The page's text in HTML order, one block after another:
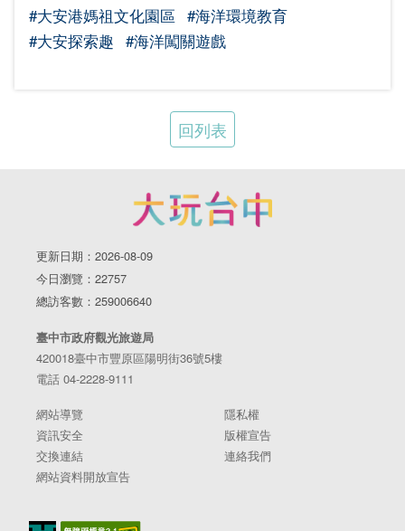
#大安港媽祖文化園區 #海洋環境教育
#大安探索趣 #海洋闖關遊戲
回列表
更新日期：2026-08-09
今日瀏覽：22757
總訪客數：259006640
臺中市政府觀光旅遊局
420018臺中市豐原區陽明街36號5樓
電話 04-2228-9111
網站導覽
隱私權
資訊安全
版權宣告
交換連結
連絡我們
網站資料開放宣告